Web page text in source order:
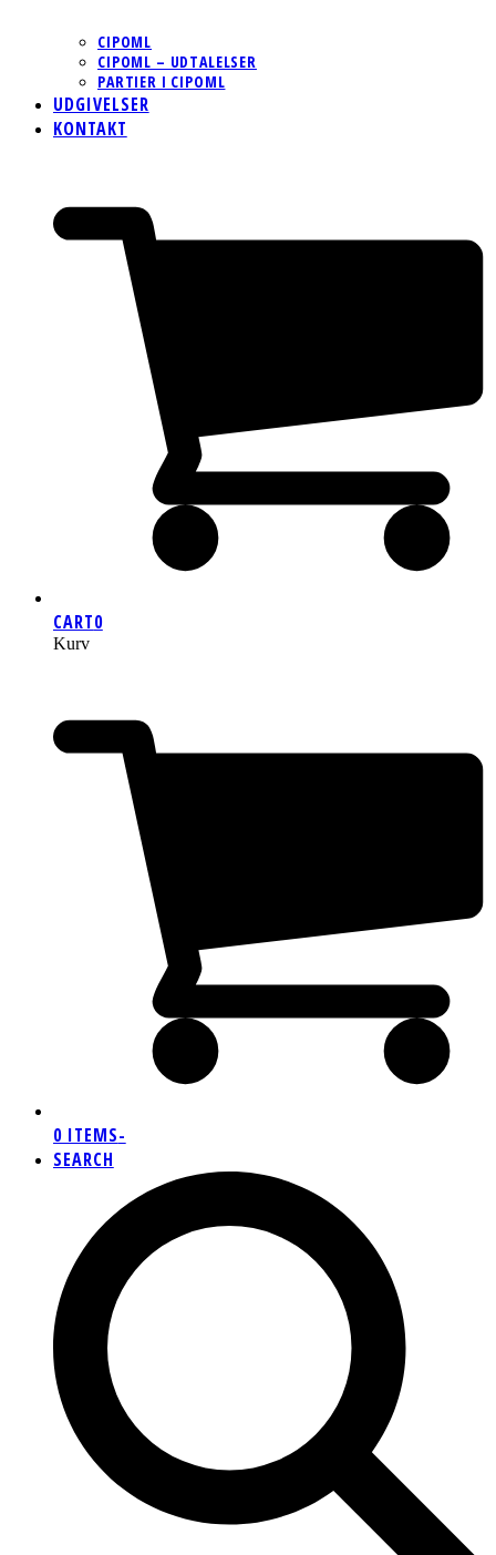
CIPOML
CIPOML – UDTALELSER
PARTIER I CIPOML
UDGIVELSER
KONTAKT
CART0
Kurv
0 ITEMS-
SEARCH